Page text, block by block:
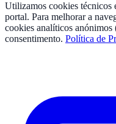
Utilizamos cookies técnicos
portal. Para melhorar a
cookies analíticos
consentimento. Política de